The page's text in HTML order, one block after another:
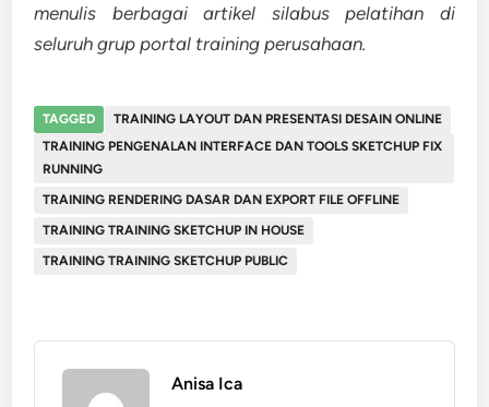
menulis berbagai artikel silabus pelatihan di
seluruh grup portal training perusahaan.
TAGGED
TRAINING LAYOUT DAN PRESENTASI DESAIN ONLINE
TRAINING PENGENALAN INTERFACE DAN TOOLS SKETCHUP FIX
RUNNING
TRAINING RENDERING DASAR DAN EXPORT FILE OFFLINE
TRAINING TRAINING SKETCHUP IN HOUSE
TRAINING TRAINING SKETCHUP PUBLIC
Anisa Ica